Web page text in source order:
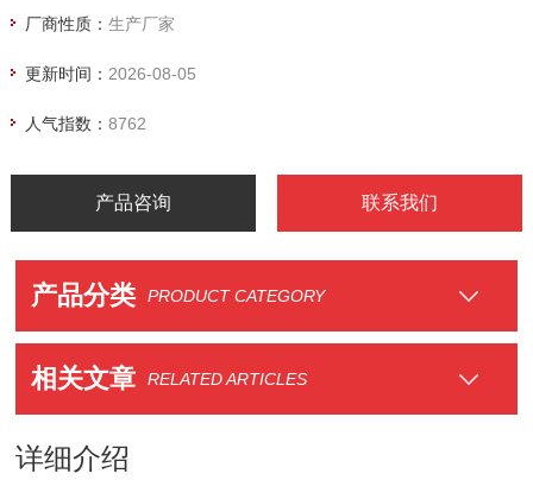
执行标准ISO16232 & VDA19.1， 以及各大汽车商的标准。
厂商性质： 生产厂家
更新时间： 2026-08-05
人气指数： 8762
产品咨询 联系我们
产品分类 PRODUCT CATEGORY
相关文章 RELATED ARTICLES
详细介绍